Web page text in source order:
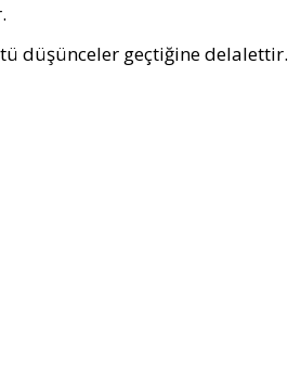
düşünceler geçtiğine delalettir.